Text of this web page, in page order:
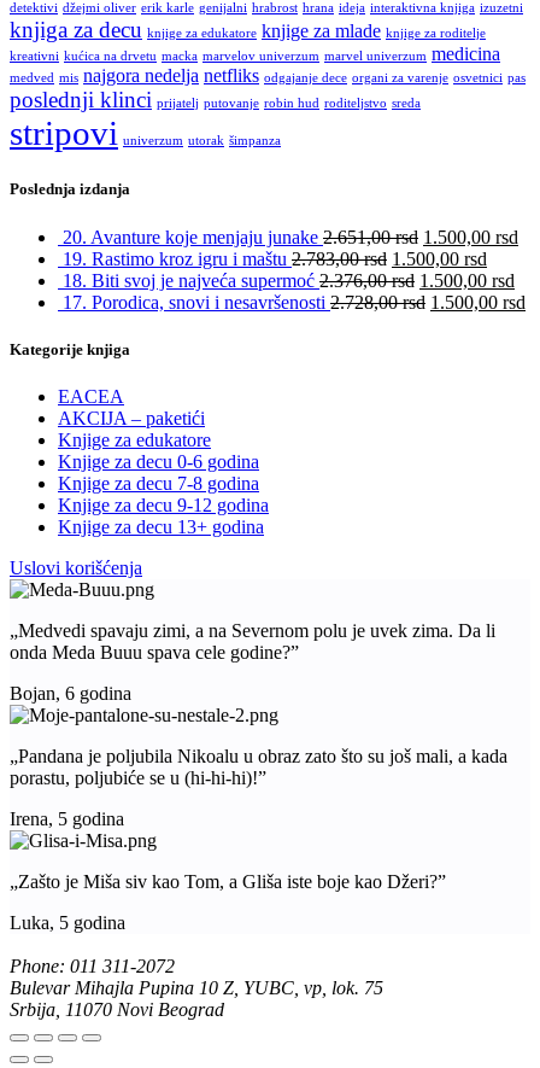
detektivi džejmi oliver erik karle genijalni hrabrost hrana ideja interaktivna knjiga izuzetni
knjiga za decu knjige za edukatore knjige za mlade knjige za roditelje
kreativni kućica na drvetu macka marvelov univerzum marvel univerzum medicina
medved mis najgora nedelja netfliks odgajanje dece organi za varenje osvetnici pas
poslednji klinci prijatelj putovanje robin hud roditeljstvo sreda
stripovi univerzum utorak šimpanza
Poslednja izdanja
20. Avanture koje menjaju junake 2.651,00rsd 1.500,00 rsd
19. Rastimo kroz igru i maštu 2.783,00rsd 1.500,00 rsd
18. Biti svoj je najveća supermoć 2.376,00rsd 1.500,00 rsd
17. Porodica, snovi i nesavršenosti 2.728,00rsd 1.500,00 rsd
Kategorije knjiga
EACEA
AKCIJA – paketići
Knjige za edukatore
Knjige za decu 0-6 godina
Knjige za decu 7-8 godina
Knjige za decu 9-12 godina
Knjige za decu 13+ godina
Uslovi korišćenja
„Medvedi spavaju zimi, a na Severnom polu je uvek zima. Da li
onda Meda Buuu spava cele godine?”
Bojan, 6 godina
„Pandana je poljubila Nikoalu u obraz zato što su još mali, a kada
porastu, poljubiće se u (hi-hi-hi)!”
Irena, 5 godina
„Zašto je Miša siv kao Tom, a Gliša iste boje kao Džeri?”
Luka, 5 godina
Phone: 011 311-2072
Bulevar Mihajla Pupina 10 Z, YUBC, vp, lok. 75
Srbija, 11070 Novi Beograd